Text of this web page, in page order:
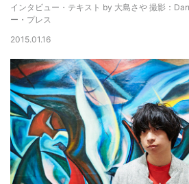
インタビュー・テキスト by 大島さや 撮影：
ー・プレス
2015.01.16